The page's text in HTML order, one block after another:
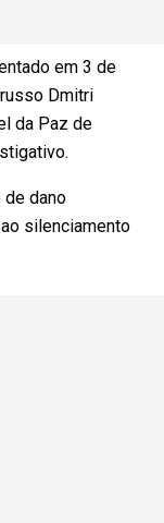
em 3 de
Dmitri
da Paz de
de dano
silenciamento